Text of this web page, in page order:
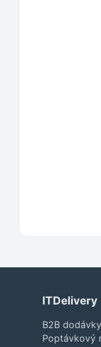
ITDelivery
B2B
Poptávkový